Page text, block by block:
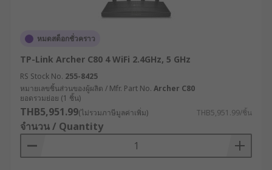
ปลอดภัยที่แข็งแรง เช่น การเข้ารหัสแบบ WEP
หรือ WPA เพื่อปกป้องเครือข่ายของคุณจากการ
ถูกบุกรุก
ประเมินสภาพแวดล้อมการใช้งาน : พิจารณาว่า
เราเตอร์จะถูกติดตั้งในสภาพแวดล้อมแบบใด มี
ความเสี่ยงต่อความร้อน ความชื้น ฝุ่น หรือการ
สั่นสะเทือนหรือไม่ เพื่อเลือกเราเตอร์ที่มีระดับ
การป้องกัน (IP Rating) ที่เหมาะสม
วิเคราะห์ความต้องการด้านการเชื่อมต่อ :
ประเมินว่าต้องการเชื่อมต่อผ่านช่องทางใดบ้าง
หมดสต็อกชั่วคราว
TP-Link Archer C80 4 WiFi 2.4GHz, 5 GHz
RS Stock No. 255-8425
หมายเลขชิ้นส่วนของผู้ผลิต / Mfr. Part No. Archer C80
ยอดรวมย่อย (1 ชิ้น)
THB5,951.99(ไม่รวมภาษีมูลค่าเพิ่ม) THB5,951.99/ชิ้น
จำนวน / Quantity